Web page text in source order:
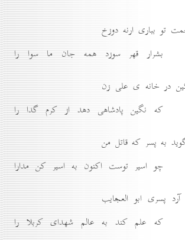
تو ببارى ارنه دوزخ
بشرار قهر سوزد همه جان ما سوا را
در خانه ى على زن
كه نگين پادشاهى دهد از كرم گدا را
به پسر كه قاتل من
چو اسير توست اكنون به اسير كن مدارا
پسرى ابو العجايب
كه علم كند به عالم شهداى كربلا را